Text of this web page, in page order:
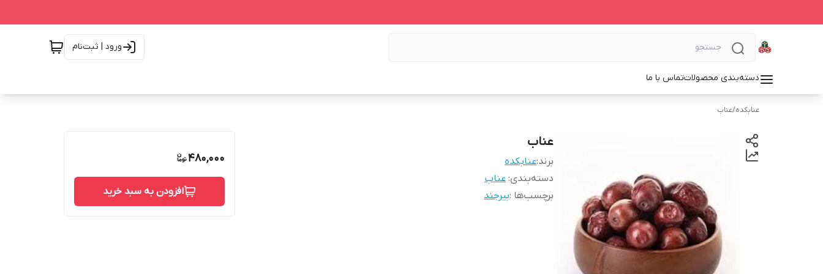
ورود | ثبت‌نام
دسته‌بندی محصولاتتماس با ما
عنابکده/عناب
عناب
برند:عنابکده
دسته‌بندی: عناب
برچسب‌ها :بیرجند
480,000
افزودن به سبد خرید